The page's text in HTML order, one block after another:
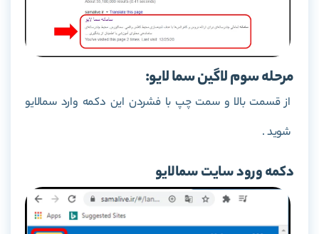
مرحله سوم لاگین سما لایو:
از قسمت بالا و سمت چپ با فشردن این دکمه وارد سمالایو
شوید .
دکمه ورود سایت سمالایو